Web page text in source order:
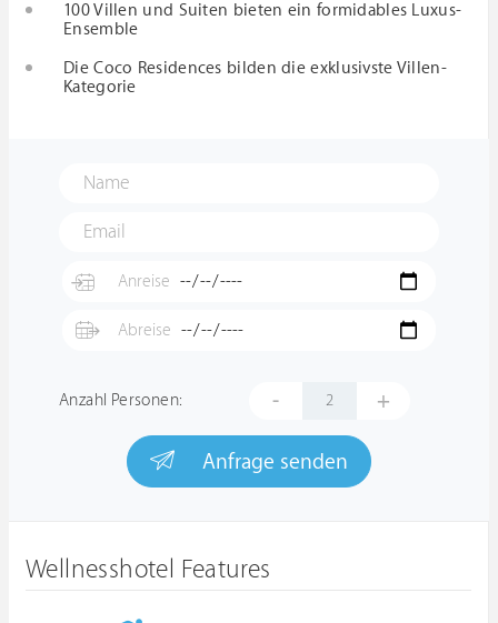
100 Villen und Suiten bieten ein formidables Luxus-
Ensemble
Die Coco Residences bilden die exklusivste Villen-
Kategorie
Anzahl Personen: - +
Anfrage senden
Wellnesshotel Features